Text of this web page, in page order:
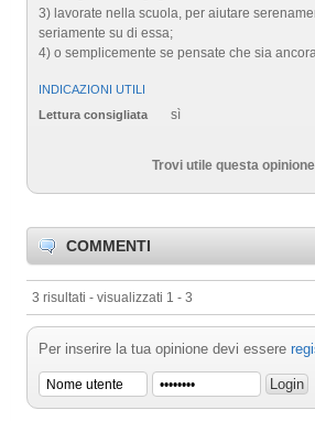
3) lavorate nella scuola, per aiutare
seriamente su di essa;
4) o semplicemente se pensate che sia
INDICAZIONI UTILI
Lettura consigliata
sì
Trovi utile questa
COMMENTI
3 risultati - visualizzati 1 - 3
Per inserire la tua opinione devi essere